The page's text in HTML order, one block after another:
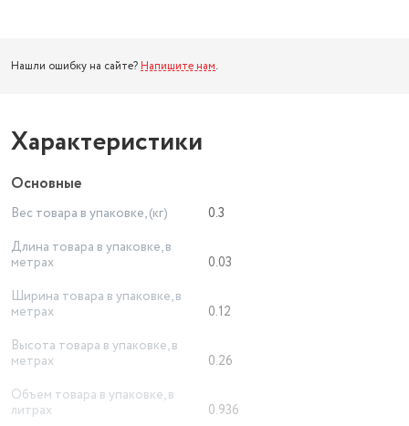
Нашли ошибку на сайте? Напишите нам.
Характеристики
Основные
Вес товара в упаковке, (кг)
0.3
Длина товара в упаковке, в
метрах
0.03
Ширина товара в упаковке, в
метрах
0.12
Высота товара в упаковке, в
метрах
0.26
Объем товара в упаковке, в
литрах
0.936